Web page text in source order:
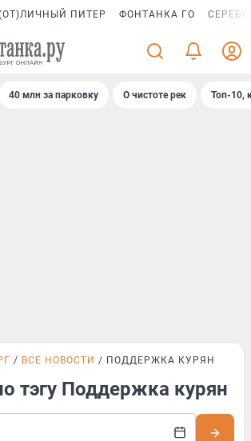
ПИТЕР ФОНТАНКА ГО
40 млн за парковку О чистоте рек Топ-10,
ВСЕ НОВОСТИ ПОДДЕРЖКА КУРЯН
тэгу Поддержка курян